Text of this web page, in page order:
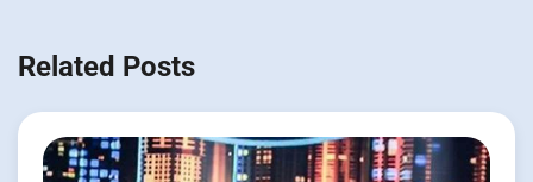
Related Posts